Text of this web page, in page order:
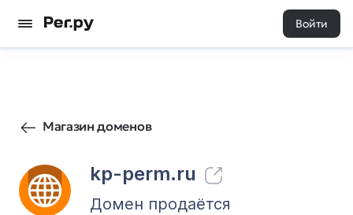
Войти
Магазин доменов
kp-perm.ru
12 0
Домен продаётся